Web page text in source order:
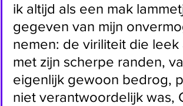
ik altijd als een mak
gegeven van mijn
nemen: de viriliteit die
met zijn scherpe randen,
eigenlijk gewoon bedrog,
niet verantwoordelijk was,